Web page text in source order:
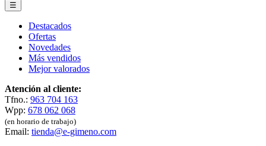
☰
Destacados
Ofertas
Novedades
Más vendidos
Mejor valorados
Atención al cliente:
Tfno.: 963 704 163
Wpp: 678 062 068
(en horario de trabajo)
Email: tienda@e-gimeno.com